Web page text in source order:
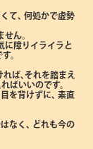
て､ 何処かで虚勢
ん。
に障りイライラと
。
ば､それを踏まえ
ばいいのです。
を背けずに､ 素直
なく､
どれも今の